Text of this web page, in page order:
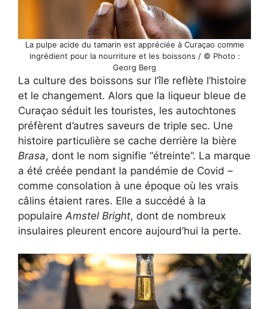
La pulpe acide du tamarin est appréciée à Curaçao comme
ingrédient pour la nourriture et les boissons / © Photo :
Georg Berg
La culture des boissons sur l’île reflète l’histoire
et le changement. Alors que la liqueur bleue de
Curaçao séduit les touristes, les autochtones
préfèrent d’autres saveurs de triple sec. Une
histoire particulière se cache derrière la bière
Brasa, dont le nom signifie “étreinte”. La marque
a été créée pendant la pandémie de Covid –
comme consolation à une époque où les vrais
câlins étaient rares. Elle a succédé à la
populaire Amstel Bright, dont de nombreux
insulaires pleurent encore aujourd’hui la perte.